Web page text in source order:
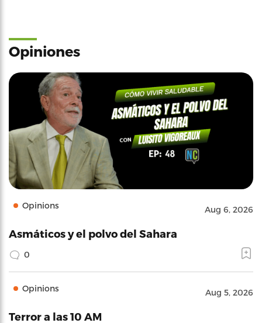
Opiniones
Opinions Aug 6, 2026
Asmáticos y el polvo del Sahara
0
Opinions Aug 5, 2026
Terror a las 10 AM